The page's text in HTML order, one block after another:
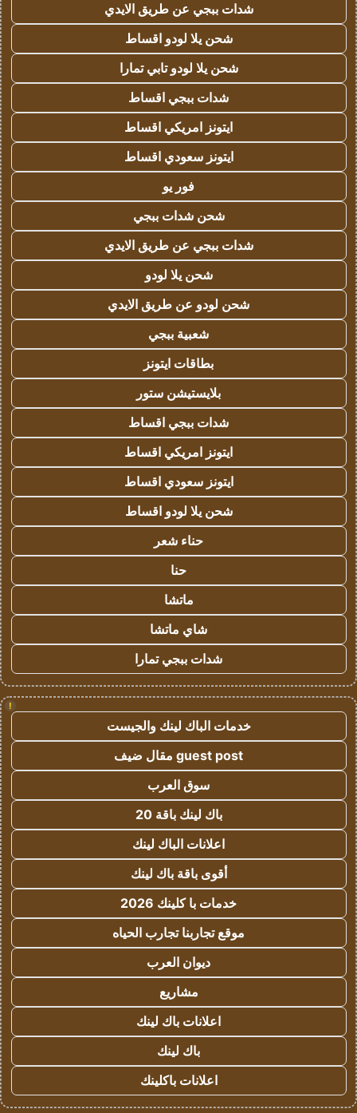
شدات ببجي عن طريق الايدي
شحن يلا لودو اقساط
شحن يلا لودو تابي تمارا
شدات ببجي اقساط
ايتونز امريكي اقساط
ايتونز سعودي اقساط
فور يو
شحن شدات ببجي
شدات ببجي عن طريق الايدي
شحن يلا لودو
شحن لودو عن طريق الايدي
شعبية ببجي
بطاقات ايتونز
بلايستيشن ستور
شدات ببجي اقساط
ايتونز امريكي اقساط
ايتونز سعودي اقساط
شحن يلا لودو اقساط
حناء شعر
حنا
ماتشا
شاي ماتشا
شدات ببجي تمارا
!
خدمات الباك لينك والجيست
guest post مقال ضيف
سوق العرب
باك لينك باقة 20
اعلانات الباك لينك
أقوى باقة باك لينك
خدمات با كلينك 2026
موقع تجاربنا تجارب الحياه
ديوان العرب
مشاريع
اعلانات باك لينك
باك لينك
اعلانات باكلينك